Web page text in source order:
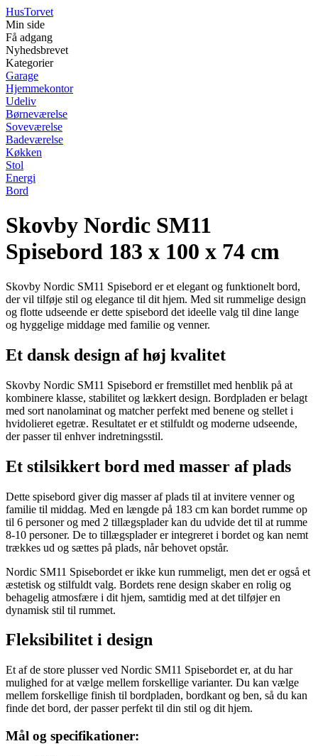
HusTorvet
Min side
Få adgang
Nyhedsbrevet
Kategorier
Garage
Hjemmekontor
Udeliv
Børneværelse
Soveværelse
Badeværelse
Køkken
Stol
Energi
Bord
Skovby Nordic SM11
Spisebord 183 x 100 x 74 cm
Skovby Nordic SM11 Spisebord er et elegant og funktionelt bord,
der vil tilføje stil og elegance til dit hjem. Med sit rummelige design
og flotte udseende er dette spisebord det ideelle valg til dine lange
og hyggelige middage med familie og venner.
Et dansk design af høj kvalitet
Skovby Nordic SM11 Spisebord er fremstillet med henblik på at
kombinere klasse, stabilitet og lækkert design. Bordpladen er belagt
med sort nanolaminat og matcher perfekt med benene og stellet i
hvidolieret egetræ. Resultatet er et stilfuldt og moderne udseende,
der passer til enhver indretningsstil.
Et stilsikkert bord med masser af plads
Dette spisebord giver dig masser af plads til at invitere venner og
familie til middag. Med en længde på 183 cm kan bordet rumme op
til 6 personer og med 2 tillægsplader kan du udvide det til at rumme
8-10 personer. De to tillægsplader er integreret i bordet og kan nemt
trækkes ud og sættes på plads, når behovet opstår.
Nordic SM11 Spisebordet er ikke kun rummeligt, men det er også et
æstetisk og stilfuldt valg. Bordets rene design skaber en rolig og
behagelig atmosfære i dit hjem, samtidig med at det tilføjer en
dynamisk stil til rummet.
Fleksibilitet i design
Et af de store plusser ved Nordic SM11 Spisebordet er, at du har
mulighed for at vælge mellem forskellige varianter. Du kan vælge
mellem forskellige finish til bordpladen, bordkant og ben, så du kan
finde det bord, der passer perfekt til din stil og dit hjem.
Mål og specifikationer: